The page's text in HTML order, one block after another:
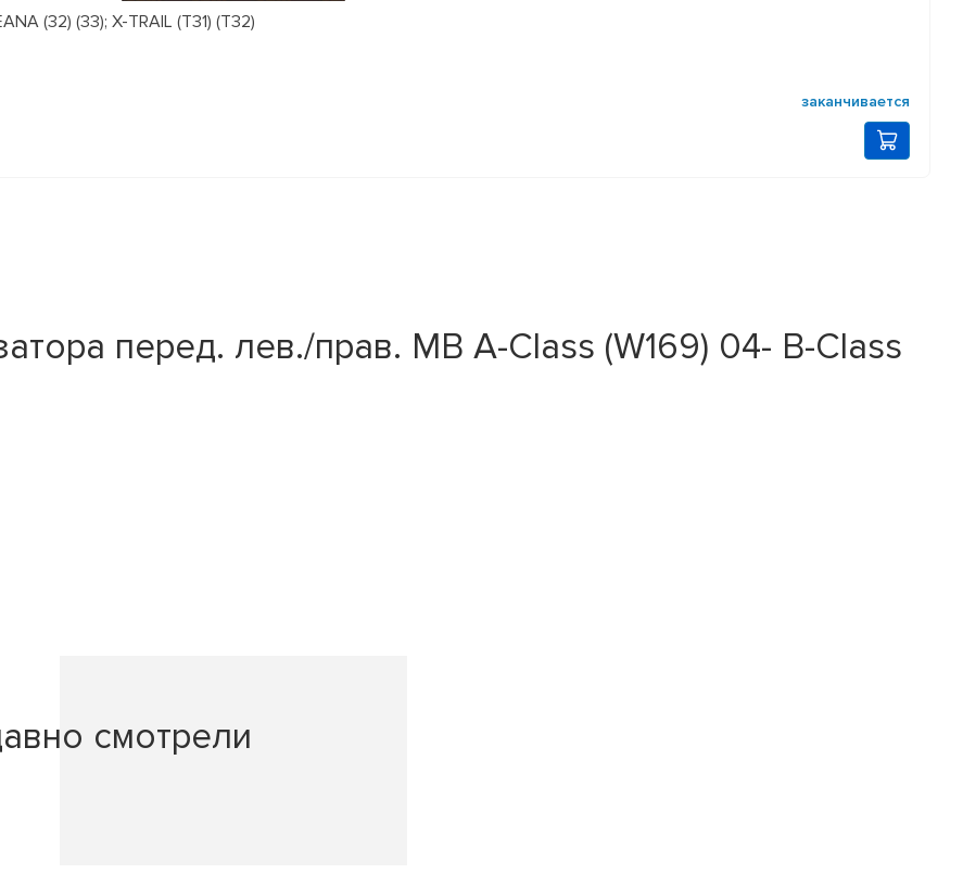
(32) (33); X-TRAIL (T31) (T32)
заканчивается
перед. лев./прав. MB A-Class (W169) 04- B-Class
смотрели